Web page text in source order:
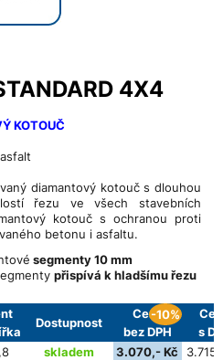
4X4
KOTOUČ
diamantový kotouč s dlouhou
řezu ve všech stavebních
kotouč s ochranou proti
betonu i asfaltu.
segmenty 10 mm
přispívá k hladšímu řezu
Dostupnost
Cena
bez DPH
-10%
s
skladem 3.070,- Kč